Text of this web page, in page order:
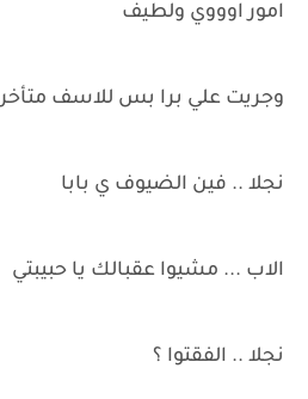
امور اوووي ولطيف
وجريت علي برا بس للاسف متأخر
نجلا .. فين الضيوف ي بابا
الاب ... مشيوا عقبالك يا حبيبتي
نجلا .. الفقتوا ؟